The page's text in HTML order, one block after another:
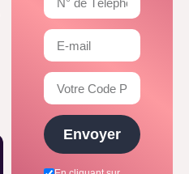
Envoyer